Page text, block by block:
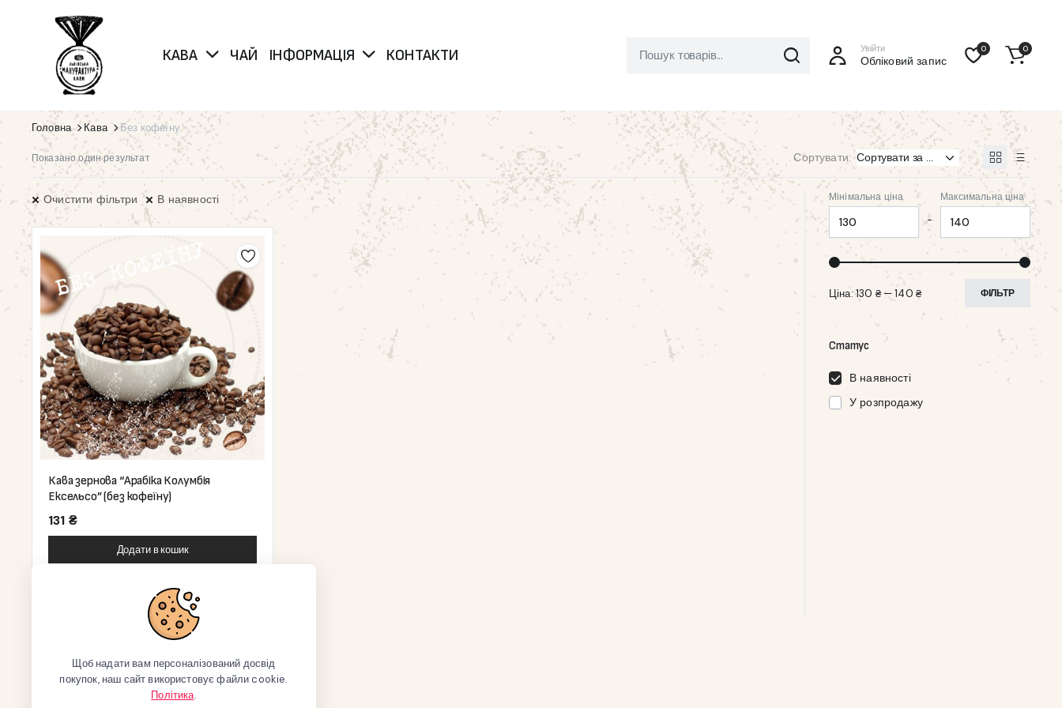
КАВА ЧАЙ ІНФОРМАЦІЯ КОНТАКТИ Увійти
Обліковий запис
0 0
Головна Кава Без кофеїну
Показано один результат Сортувати:
Очистити фільтри В наявності
Кава зернова “Арабіка Колумбія
Ексельсо” (без кофеїну)
131 ₴
Додати в кошик
Мінімальна ціна
-
Максимальна ціна
ФІЛЬТР
Ціна:130 ₴—140 ₴
Статус
В наявності
У розпродажу
Щоб надати вам персоналізований досвід
покупок, наш сайт використовує файли cookie.
Політика.